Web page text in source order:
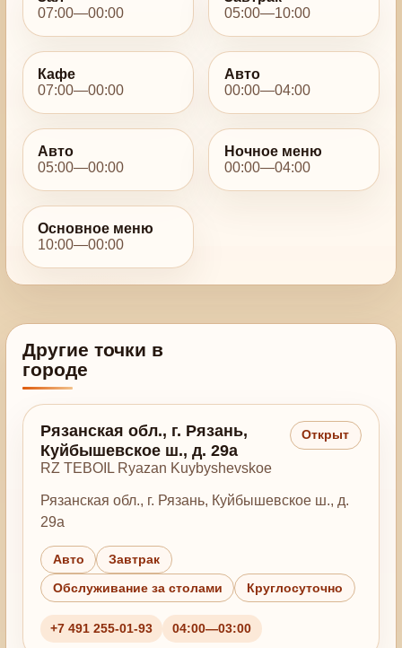
07:00—00:00
05:00—10:00
Кафе
07:00—00:00
Авто
00:00—04:00
Авто
05:00—00:00
Ночное меню
00:00—04:00
Основное меню
10:00—00:00
Другие точки в
городе
Рязанская обл., г. Рязань,
Куйбышевское ш., д. 29а
RZ TEBOIL Ryazan Kuybyshevskoe
Открыт
Рязанская обл., г. Рязань, Куйбышевское ш., д.
29а
Авто Завтрак
Обслуживание за столами Круглосуточно
+7 491 255-01-93 04:00—03:00